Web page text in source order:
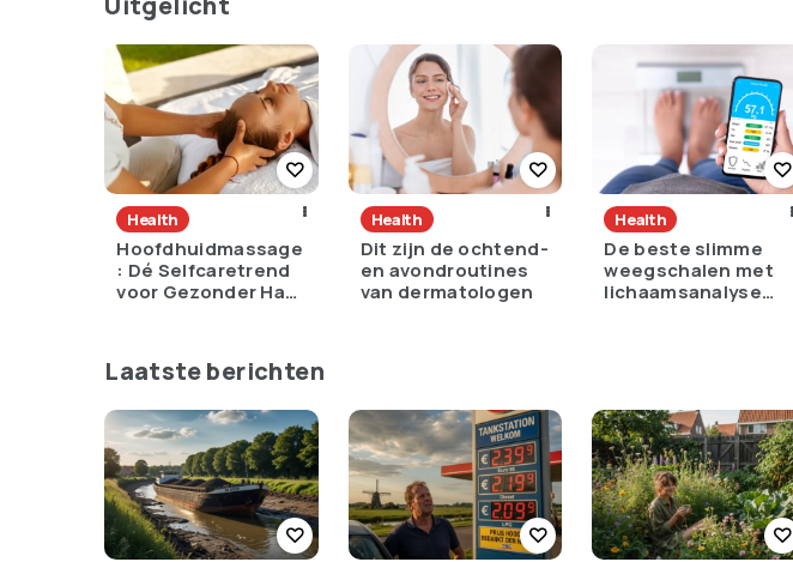
Health
Hoofdhuidmassage
: Dé Selfcaretrend
voor Gezonder Haar
Health
Dit zijn de ochtend-
en avondroutines
van dermatologen
Health
De beste slimme
weegschalen met
lichaamsanalyse
Laatste berichten